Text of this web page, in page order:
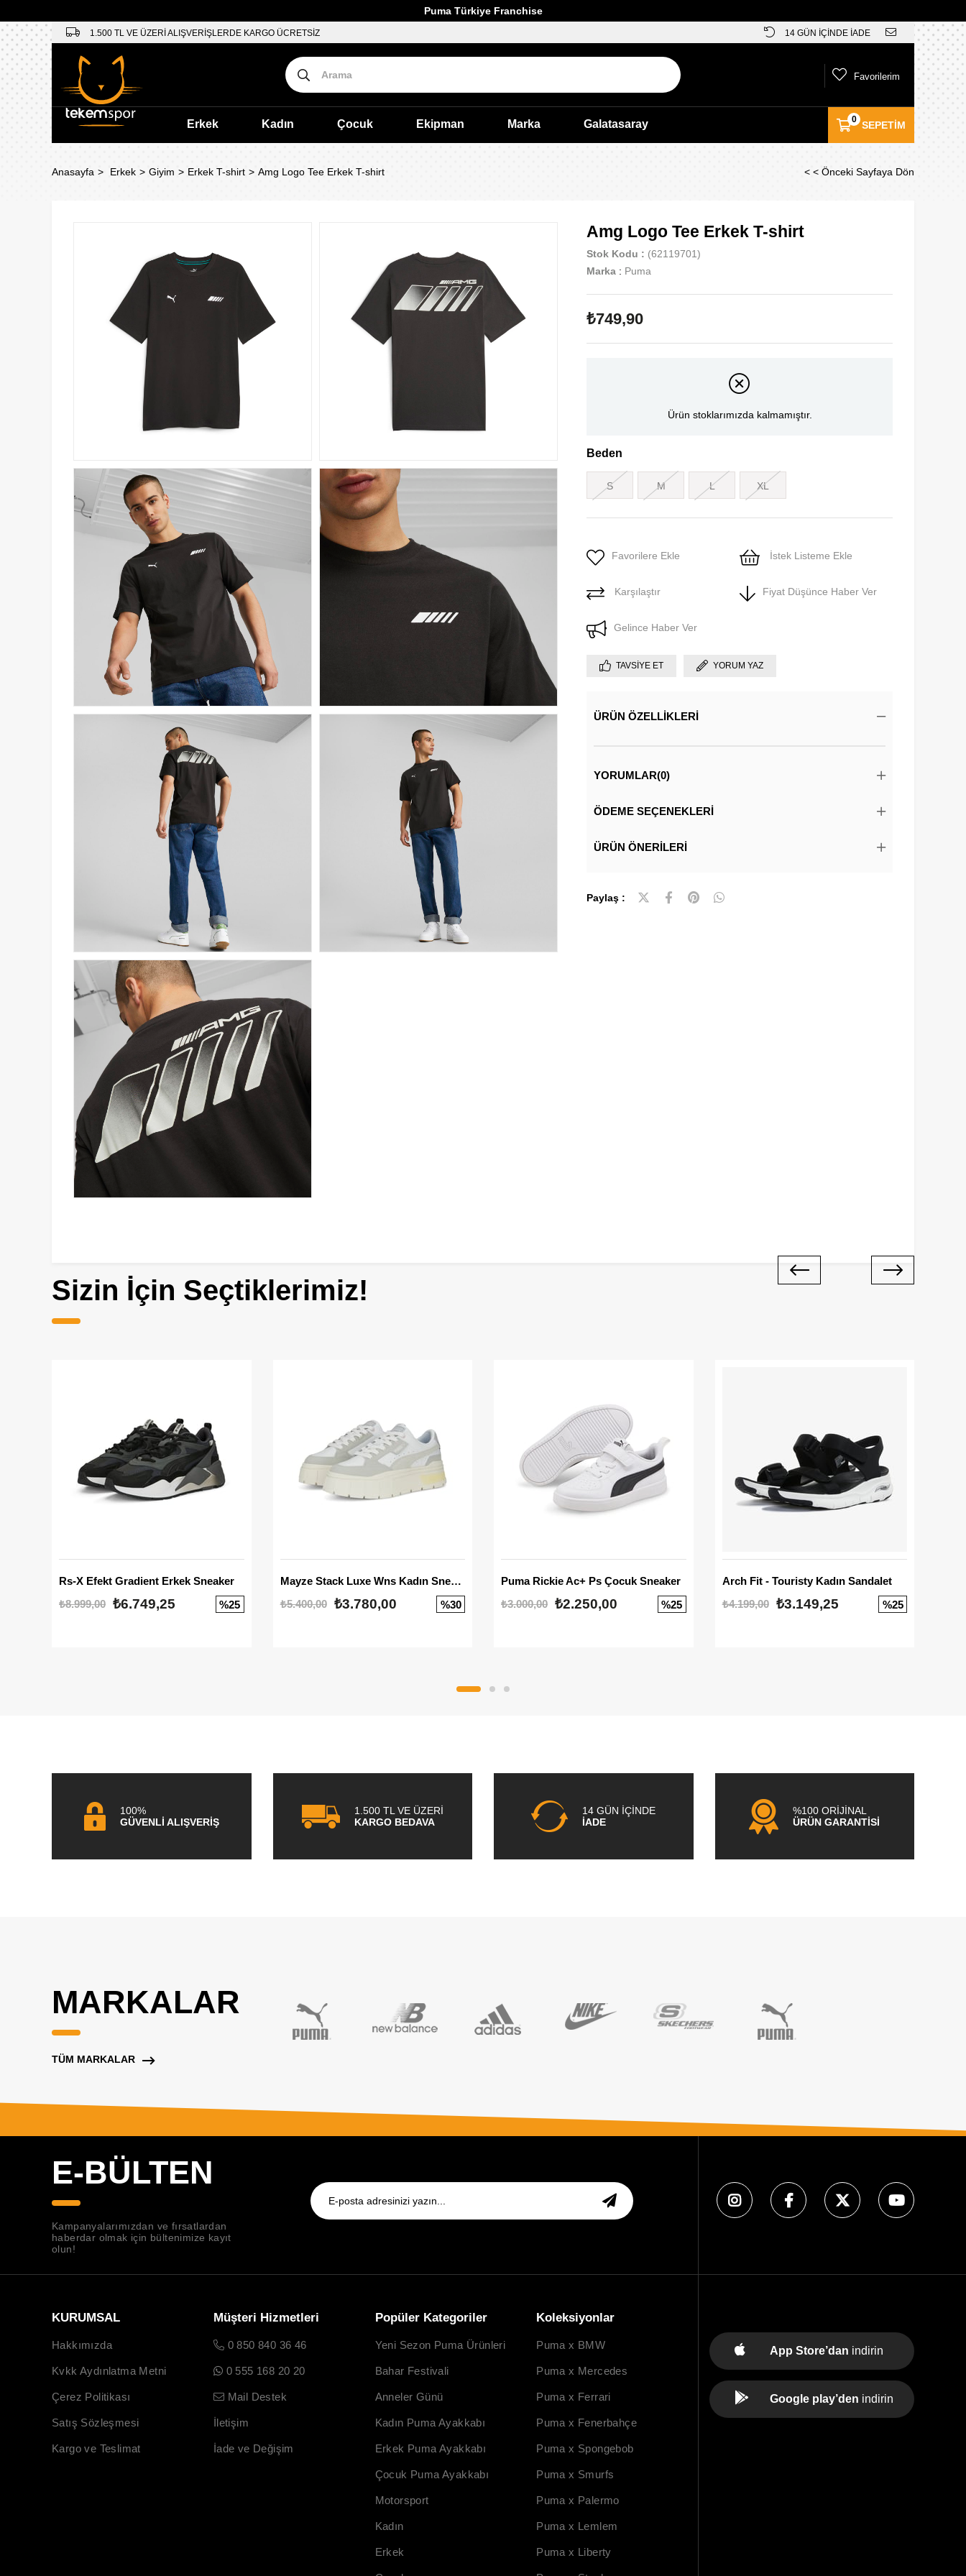
Puma Türkiye Franchise
1.500 TL VE ÜZERİ ALIŞVERİŞLERDE KARGO ÜCRETSİZ 14 GÜN İÇİNDE İADE
SEPETIM
0
Favorilerim
Erkek Kadın Çocuk Ekipman Marka Galatasaray
Anasayfa Erkek Giyim Erkek T-shirt Amg Logo Tee Erkek T-shirt < < Önceki Sayfaya Dön
Amg Logo Tee Erkek T-shirt
Stok Kodu
(62119701)
Marka : Puma
₺749,90
Ürün stoklarımızda kalmamıştır.
Beden
S M L XL
Favorilere Ekle İstek Listeme Ekle
Karşılaştır Fiyat Düşünce Haber Ver
Gelince Haber Ver
TAVSIYE ET YORUM YAZ
ÜRÜN ÖZELLIKLERI
YORUMLAR(0)
ÖDEME SEÇENEKLERI
ÜRÜN ÖNERILERI
Paylaş :
Sizin İçin Seçtiklerimiz!
Rs-X Efekt Gradient Erkek Sneaker
₺8.999,00 ₺6.749,25 %25
Mayze Stack Luxe Wns Kadın Sneaker
₺5.400,00
₺3.780,00 %30
Puma Rickie Ac+ Ps Çocuk Sneaker
₺3.000,00 ₺2.250,00 %25
Arch Fit - Touristy Kadın Sandalet
₺4.199,00
₺3.149,25 %25
100%
GÜVENLİ ALIŞVERİŞ
1.500 TL VE ÜZERİ
KARGO BEDAVA
14 GÜN İÇİNDE
İADE
%100 ORİJİNAL
ÜRÜN GARANTİSİ
MARKALAR
TÜM MARKALAR
E-BÜLTEN
Kampanyalarımızdan ve fırsatlardan
haberdar olmak için bültenimize kayıt
olun!
KURUMSAL
Hakkımızda
Kvkk Aydınlatma Metni
Çerez Politikası
Satış Sözleşmesi
Kargo ve Teslimat
Müşteri Hizmetleri
0 850 840 36 46
0 555 168 20 20
Mail Destek
İletişim
İade ve Değişim
Popüler Kategoriler
Yeni Sezon Puma Ürünleri
Bahar Festivali
Anneler Günü
Kadın Puma Ayakkabı
Erkek Puma Ayakkabı
Çocuk Puma Ayakkabı
Motorsport
Kadın
Erkek
Koleksiyonlar
Puma x BMW
Puma x Mercedes
Puma x Ferrari
Puma x Fenerbahçe
Puma x Spongebob
Puma x Smurfs
Puma x Palermo
Puma x Lemlem
Puma x Liberty
App Store’dan indirin
Google play’den indirin